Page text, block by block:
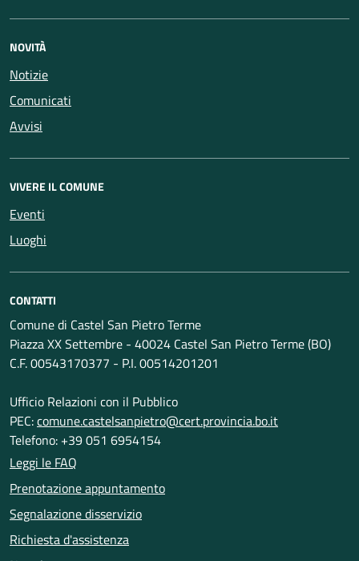
NOVITÀ
Notizie
Comunicati
Avvisi
VIVERE IL COMUNE
Eventi
Luoghi
CONTATTI
Comune di Castel San Pietro Terme
Piazza XX Settembre - 40024 Castel San Pietro Terme (BO)
C.F. 00543170377 - P.I. 00514201201
Ufficio Relazioni con il Pubblico
PEC:comune.castelsanpietro@cert.provincia.bo.it
Telefono: +39 051 6954154
Leggi le FAQ
Prenotazione appuntamento
Segnalazione disservizio
Richiesta d'assistenza